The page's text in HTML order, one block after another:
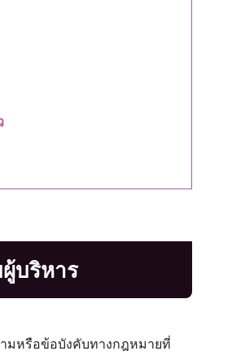
บริหาร
มหรือข้อบังคับทางกฎหมายที่